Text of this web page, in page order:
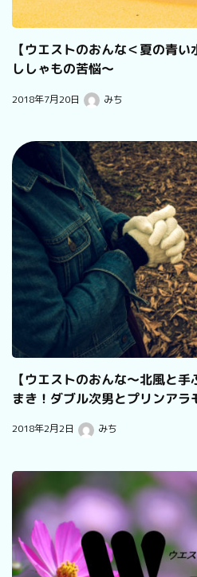
【ウエストのおんな＜夏の青
ししゃもの苦悩～
2018年7月20日 みち
【ウエストのおんな～北風と
まき！ダブル次男とプリンアラ
2018年2月2日 みち